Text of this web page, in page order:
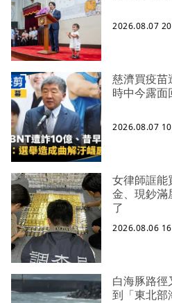
2026.08.07
慈濟買疫
時中今露面
2026.08.07
女律師誆能
金、現鈔
了
2026.08.06
白海豚路
到「東北部